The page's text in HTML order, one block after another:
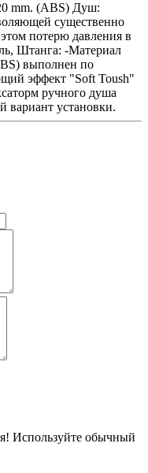
mm. (ABS) Душ:
существенно
потерю давления в
Штанга: -Материал
выполнен по
эффект "Soft Toush"
ручного душа
вариант установки.
Используйте обычный